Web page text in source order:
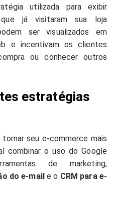
utilizada para exibir
já visitaram sua loja
ser visualizados em
e incentivam os clientes
ou conhecer outros
estratégias
tornar seu e-commerce mais
combinar o uso do Google
de marketing,
do e-maile o CRM para e-